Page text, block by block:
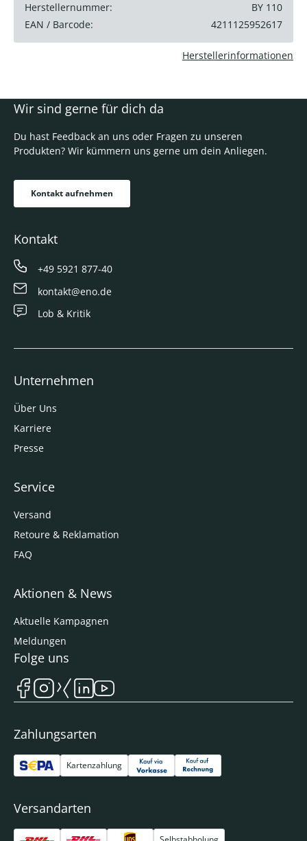
Herstellernummer:
BY 110
EAN / Barcode:
4211125952617
Herstellerinformationen
Wir sind gerne für dich da
Du hast Feedback an uns oder Fragen zu unseren
Produkten? Wir kümmern uns gerne um dein Anliegen.
Kontakt aufnehmen
Kontakt
+49 5921 877-40
kontakt@eno.de
Lob & Kritik
Unternehmen
Über Uns
Karriere
Presse
Service
Versand
Retoure & Reklamation
FAQ
Aktionen & News
Aktuelle Kampagnen
Meldungen
Zahlungsarten
Kartenzahlung
Versandarten
Folge uns